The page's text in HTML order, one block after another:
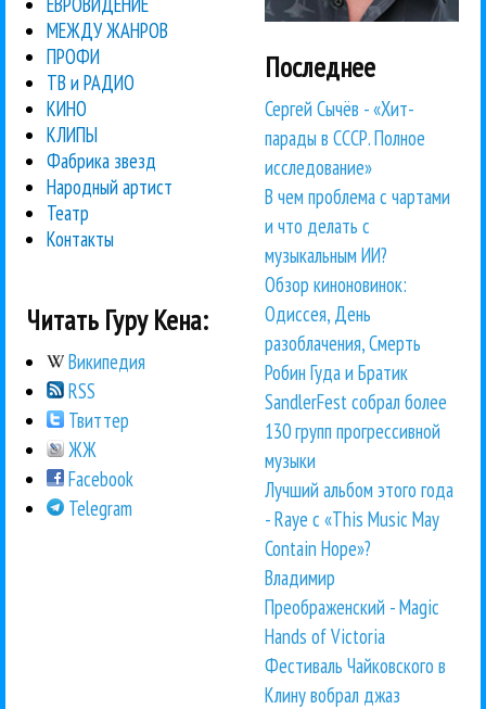
МЕЖДУ ЖАНРОВ
ПРОФИ
ТВ и РАДИО
КИНО
КЛИПЫ
Фабрика звезд
Народный артист
Театр
Контакты
Читать Гуру Кена:
Википедия
RSS
Твиттер
ЖЖ
Facebook
Telegram
Последнее
Сергей Сычёв - «Хит-
парады в СССР. Полное
исследование»
В чем проблема с чартами
и что делать с
музыкальным ИИ?
Обзор киноновинок:
Одиссея, День
разоблачения, Смерть
Робин Гуда и Братик
SandlerFest собрал более
130 групп прогрессивной
музыки
Лучший альбом этого года
- Raye с «This Music May
Contain Hope»?
Владимир
Преображенский - Magic
Hands of Victoria
Фестиваль Чайковского в
Клину вобрал джаз